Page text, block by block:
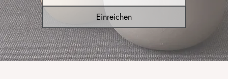
Einreichen